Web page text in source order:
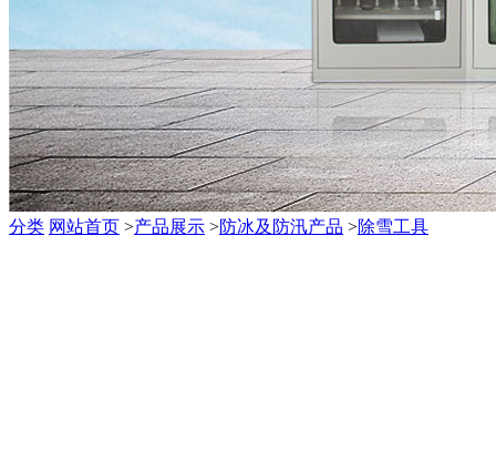
分类 网站首页 >产品展示 >防冰及防汛产品 >除雪工具